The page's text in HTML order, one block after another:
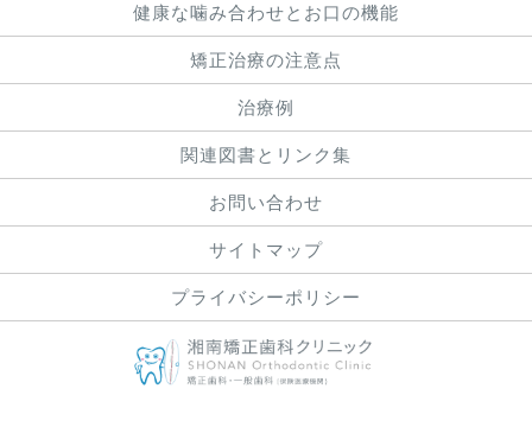
健康な噛み合わせとお口の機能
矯正治療の注意点
治療例
関連図書とリンク集
お問い合わせ
サイトマップ
プライバシーポリシー